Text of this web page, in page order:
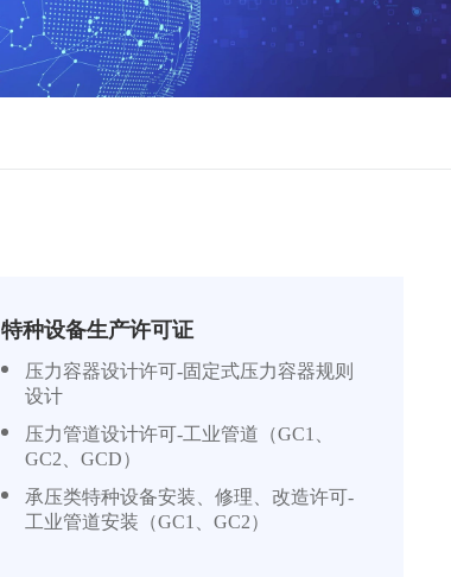
特种设备生产许可证
压力容器设计许可-固定式压力容器规则
设计
压力管道设计许可-工业管道（GC1、
GC2、GCD）
承压类特种设备安装、修理、改造许可-
工业管道安装（GC1、GC2）